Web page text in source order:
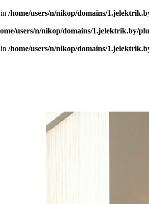
/home/users/n/nikop/domains/
users/n/nikop/domains/1.jelektrik.by/
/home/users/n/nikop/domains/